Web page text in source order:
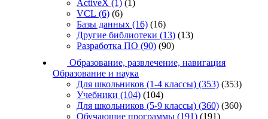
ActiveX (1) (1)
VCL (6) (6)
Базы данных (16) (16)
Другие библиотеки (13) (13)
Разработка ПО (90) (90)
Образование, развлечение, навигация
Образование и наука
Для школьников (1-4 классы) (353) (353)
Учебники (104) (104)
Для школьников (5-9 классы) (360) (360)
Обучающие программы (191) (191)